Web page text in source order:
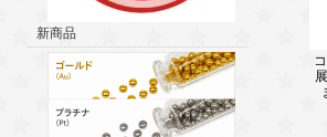
新商品